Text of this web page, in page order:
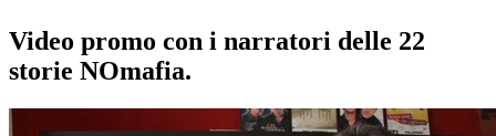
Video promo con i narratori delle 22
storie NOmafia.